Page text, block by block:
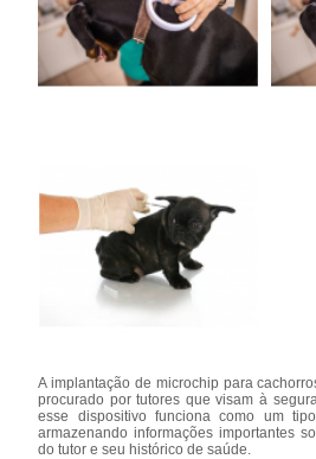
A implantação de microchip para
procurado por tutores que visam à
esse dispositivo funciona como um
armazenando informações importantes
do tutor e seu histórico de saúde.